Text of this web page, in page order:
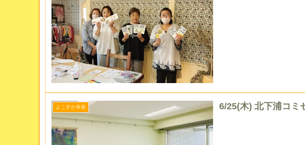
よこすか幸座 6/25(木) 北下浦コミ